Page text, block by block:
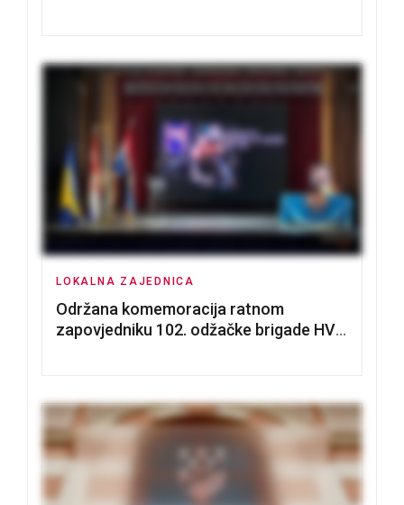
LOKALNA ZAJEDNICA
Održana komemoracija ratnom
zapovjedniku 102. odžačke brigade HVO